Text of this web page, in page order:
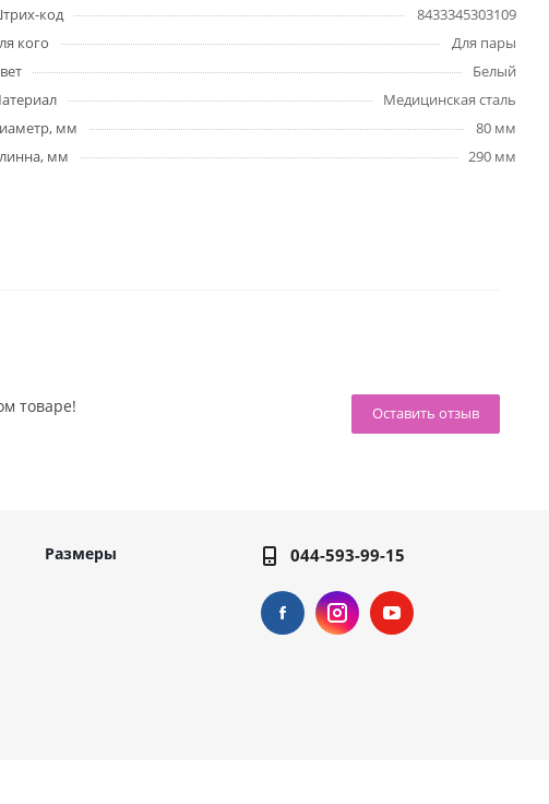
код
8433345303109
кого
Для пары
Белый
Медицинская сталь
мм
80 мм
мм
290 мм
Оставить отзыв
товаре!
Размеры 044-593-99-15